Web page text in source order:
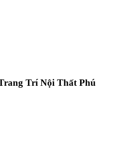
Trí Nội Thất Phú